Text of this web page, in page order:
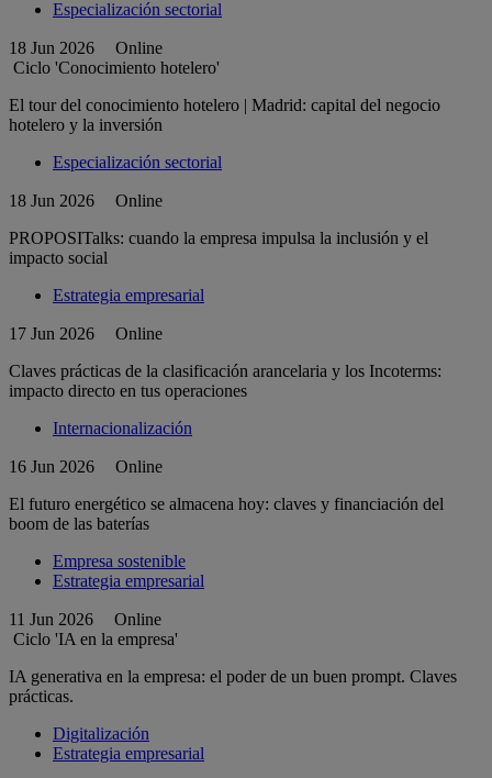
Especialización sectorial
18 Jun 2026
Online
Ciclo 'Conocimiento hotelero'
El tour del conocimiento hotelero | Madrid: capital del negocio
hotelero y la inversión
Especialización sectorial
18 Jun 2026
Online
PROPOSITalks: cuando la empresa impulsa la inclusión y el
impacto social
Estrategia empresarial
17 Jun 2026
Online
Claves prácticas de la clasificación arancelaria y los Incoterms:
impacto directo en tus operaciones
Internacionalización
16 Jun 2026
Online
El futuro energético se almacena hoy: claves y financiación del
boom de las baterías
Empresa sostenible
Estrategia empresarial
11 Jun 2026
Online
Ciclo 'IA en la empresa'
IA generativa en la empresa: el poder de un buen prompt. Claves
prácticas.
Digitalización
Estrategia empresarial